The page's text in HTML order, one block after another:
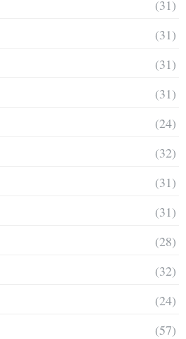
(31)
(31)
(31)
(31)
(24)
(32)
(31)
(31)
(28)
(32)
(24)
(57)